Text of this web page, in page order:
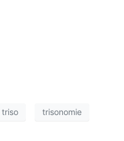
triso trisonomie